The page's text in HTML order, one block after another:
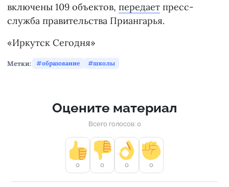
включены 109 объектов, передает пресс-
служба правительства Приангарья.
«Иркутск Сегодня»
Метки: образование школы
Оцените материал
Всего голосов: 0
0 0 0 0